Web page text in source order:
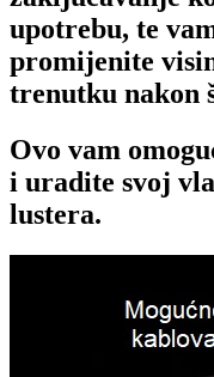
upotrebu, te
promijenite
trenutku nakon
Ovo vam
i uradite svoj
lustera.